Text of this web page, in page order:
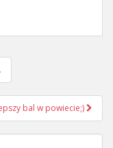
bal w powiecie;)